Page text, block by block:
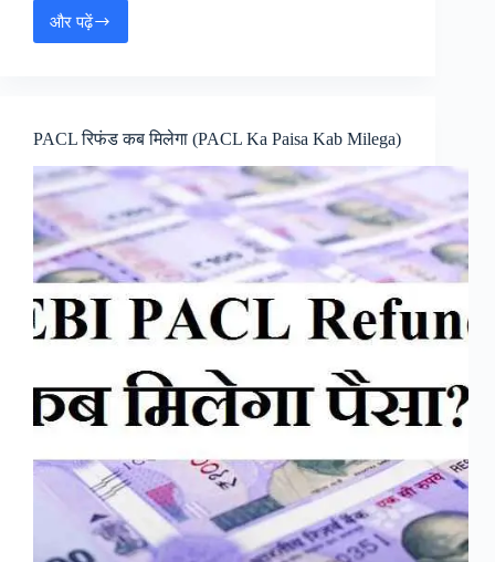
और पढ़ेंअंतरिक्ष
स्कूल,
हुआ
भव्य
आयोजन
PACL रिफंड कब मिलेगा (PACL Ka Paisa Kab Milega)